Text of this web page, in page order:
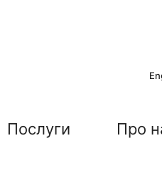
Послуги Про